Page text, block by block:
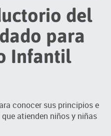
del
para
Infantil
conocer sus principios e
atienden niños y niñas